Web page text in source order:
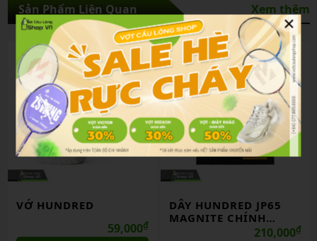
Sản Phẩm Liên Quan Xem thêm
VỚ HUNDRED
59,000₫
DÂY HUNDRED JP65
MAGNITE CHÍNH
210,000₫
×